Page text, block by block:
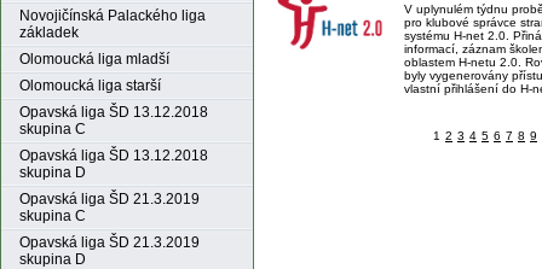
Novojičínská Palackého liga
základek
Olomoucká liga mladší
Olomoucká liga starší
Opavská liga ŠD 13.12.2018
skupina C
Opavská liga ŠD 13.12.2018
skupina D
Opavská liga ŠD 21.3.2019
skupina C
Opavská liga ŠD 21.3.2019
skupina D
V uplynulém týdnu
pro klubové správce
systému H-net 2.0.
informací, záznam
oblastem H-netu 2.0.
byly vygenerovány
vlastní přihlášení do H-
1 2 3 4 5 6 7 8 9